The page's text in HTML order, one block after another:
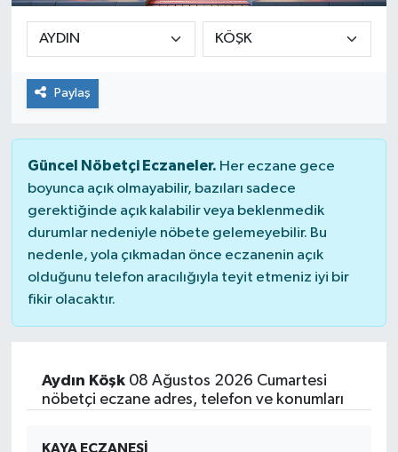
Paylaş
Güncel Nöbetçi Eczaneler. Her eczane gece
boyunca açık olmayabilir, bazıları sadece
gerektiğinde açık kalabilir veya beklenmedik
durumlar nedeniyle nöbete gelemeyebilir. Bu
nedenle, yola çıkmadan önce eczanenin açık
olduğunu telefon aracılığıyla teyit etmeniz iyi bir
fikir olacaktır.
Aydın Köşk08 Ağustos 2026 Cumartesi
nöbetçi eczane adres, telefon ve konumları
KAYA ECZANESİ